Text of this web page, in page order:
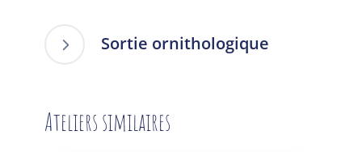
Sortie ornithologique
Ateliers similaires